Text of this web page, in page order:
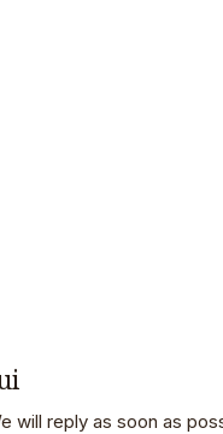
will reply as soon as